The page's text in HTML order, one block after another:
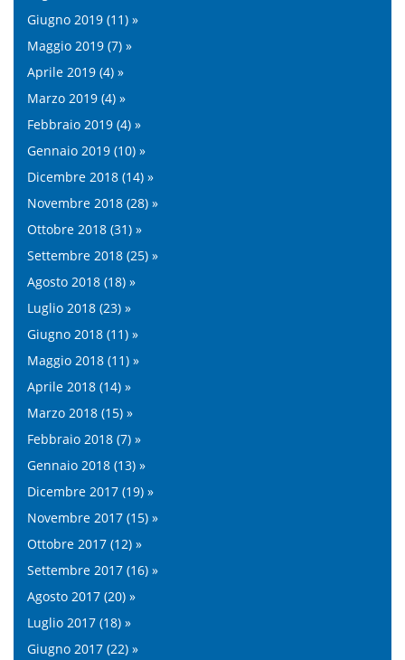
Giugno 2019 (11) »
Maggio 2019 (7) »
Aprile 2019 (4) »
Marzo 2019 (4) »
Febbraio 2019 (4) »
Gennaio 2019 (10) »
Dicembre 2018 (14) »
Novembre 2018 (28) »
Ottobre 2018 (31) »
Settembre 2018 (25) »
Agosto 2018 (18) »
Luglio 2018 (23) »
Giugno 2018 (11) »
Maggio 2018 (11) »
Aprile 2018 (14) »
Marzo 2018 (15) »
Febbraio 2018 (7) »
Gennaio 2018 (13) »
Dicembre 2017 (19) »
Novembre 2017 (15) »
Ottobre 2017 (12) »
Settembre 2017 (16) »
Agosto 2017 (20) »
Luglio 2017 (18) »
Giugno 2017 (22) »